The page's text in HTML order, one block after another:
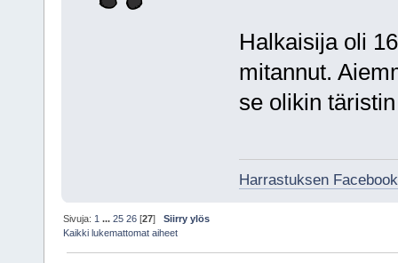
Halkaisija oli
mitannut.
se olikin
Harrastuksen
Sivuja: 1 ...25 26 [27]Siirry ylös
Kaikki lukemattomat aiheet